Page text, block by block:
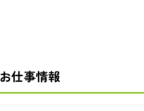
お仕事情報